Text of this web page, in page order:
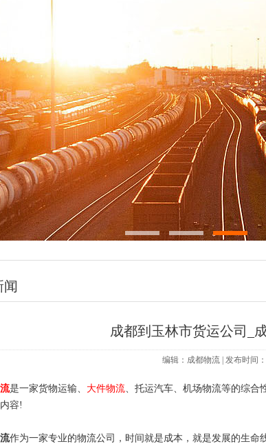
闻
成都到玉林市货运公司_
编辑：成都物流 | 发布时间
是一家货物运输、 大件物流、托运汽车、机场物流等的综合
容!
作为一家专业的物流公司，时间就是成本，就是发展的生